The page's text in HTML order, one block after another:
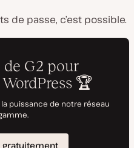
de passe, c’est possible.